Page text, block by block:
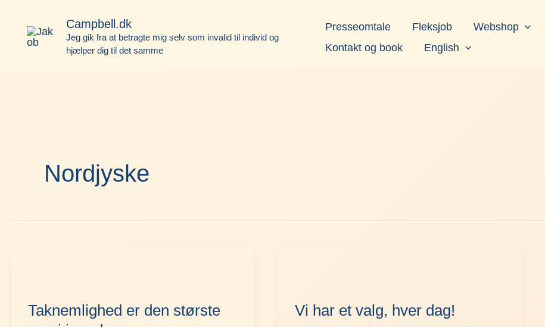
Campbell.dk
Jeg gik fra at betragte mig selv som invalid til individ og
hjælper dig til det samme
Presseomtale Fleksjob Webshop
Kontakt og book
English
Nordjyske
Taknemlighed er den største
den
Vi har et valg, hver dag!
et